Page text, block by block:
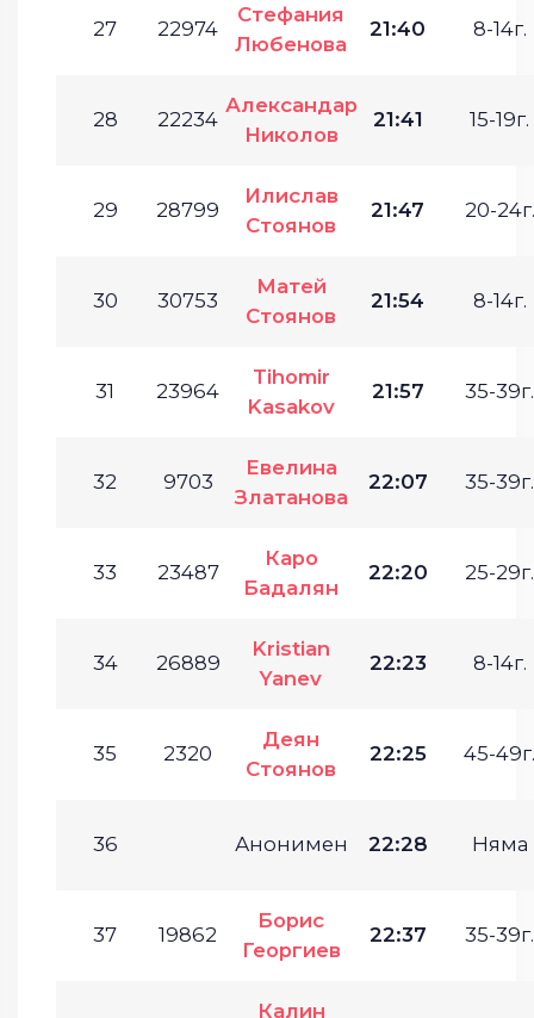
27 22974
Стефания
Любенова
21:40 8-14г.
28 22234
Александар
Николов
21:41 15-19г.
29 28799
Илислав
Стоянов
21:47 20-24г.
30 30753
Матей
Стоянов
21:54 8-14г.
31 23964
Tihomir
Kasakov
21:57 35-39г.
32 9703
Евелина
Златанова
22:07 35-39г.
33 23487
Каро
Бадалян
22:20 25-29г.
34 26889
Kristian
Yanev
22:23 8-14г.
35 2320
Деян
Стоянов
22:25 45-49г.
36 Анонимен 22:28 Няма
37 19862
Борис
Георгиев
22:37 35-39г.
Калин